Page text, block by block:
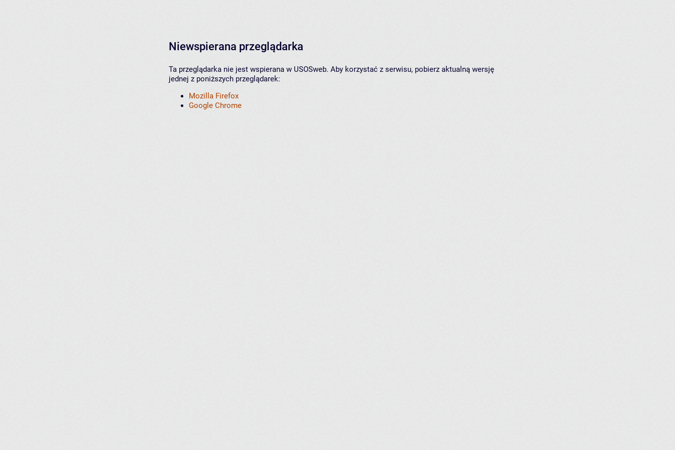
Niewspierana przeglądarka
Ta przeglądarka nie jest wspierana w USOSweb. Aby korzystać z serwisu, pobierz aktualną wersję
jednej z poniższych przeglądarek:
Mozilla Firefox
Google Chrome